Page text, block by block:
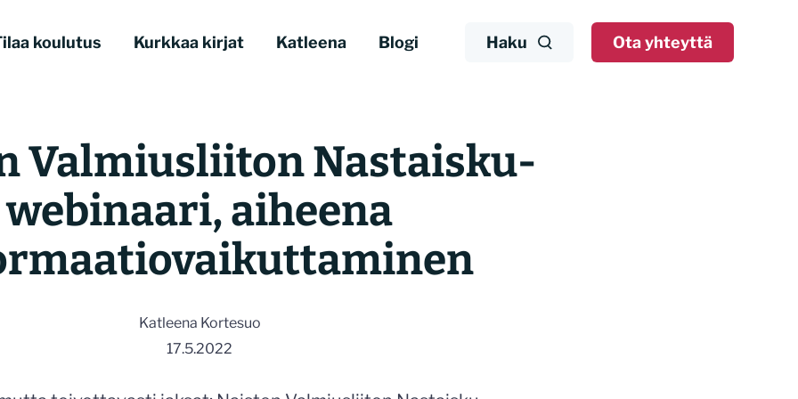
koulutus Kurkkaa kirjat Katleena Blogi Haku Ota yhteyttä
Valmiusliiton Nastaisku-
webinaari, aiheena
Katleena Kortesuo
17.5.2022